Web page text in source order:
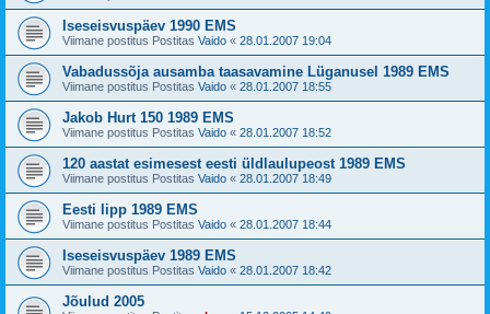
Iseseisvuspäev 1990 EMS
Viimane postitus Postitas Vaido « 28.01.2007 19:04
Vabadussõja ausamba taasavamine Lüganusel 1989 EMS
Viimane postitus Postitas Vaido « 28.01.2007 18:55
Jakob Hurt 150 1989 EMS
Viimane postitus Postitas Vaido « 28.01.2007 18:52
120 aastat esimesest eesti üldlaulupeost 1989 EMS
Viimane postitus Postitas Vaido « 28.01.2007 18:49
Eesti lipp 1989 EMS
Viimane postitus Postitas Vaido « 28.01.2007 18:44
Iseseisvuspäev 1989 EMS
Viimane postitus Postitas Vaido « 28.01.2007 18:42
Jõulud 2005